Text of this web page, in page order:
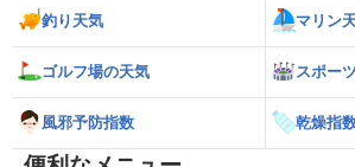
釣り天気 マリン
ゴルフ場の天気 スポー
風邪予防指数 乾燥指